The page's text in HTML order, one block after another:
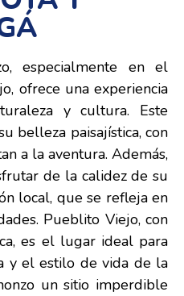
especialmente en el
ofrece una experiencia
y cultura. Este
belleza paisajística, con
a la aventura. Además,
de la calidez de su
local, que se refleja en
Pueblito Viejo, con
es el lugar ideal para
y el estilo de vida de la
un sitio imperdible